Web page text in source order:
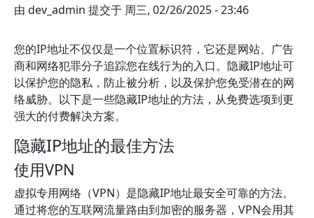
由 dev_admin 提交于 周三, 02/26/2025 - 23:46
您的IP地址不仅仅是一个位置标识符，它还是网站、广告
商和网络犯罪分子追踪您在线行为的入口。隐藏IP地址可
以保护您的隐私，防止被分析，以及保护您免受潜在的网
络威胁。以下是一些隐藏IP地址的方法，从免费选项到更
强大的付费解决方案。
隐藏IP地址的最佳方法
使用VPN
虚拟专用网络（VPN）是隐藏IP地址最安全可靠的方法。
通过将您的互联网流量路由到加密的服务器，VPN会用其